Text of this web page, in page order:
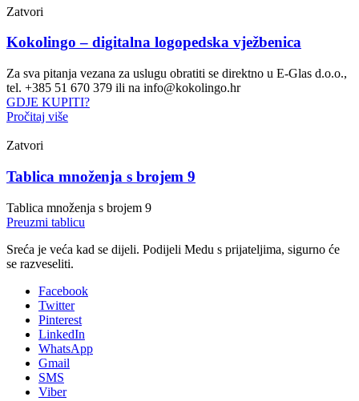
Zatvori
Kokolingo – digitalna logopedska vježbenica
Za sva pitanja vezana za uslugu obratiti se direktno u E-Glas d.o.o.,
tel. +385 51 670 379 ili na info@kokolingo.hr
GDJE KUPITI?
Pročitaj više
Zatvori
Tablica množenja s brojem 9
Tablica množenja s brojem 9
Preuzmi tablicu
Sreća je veća kad se dijeli. Podijeli Medu s prijateljima, sigurno će
se razveseliti.
Facebook
Twitter
Pinterest
LinkedIn
WhatsApp
Gmail
SMS
Viber